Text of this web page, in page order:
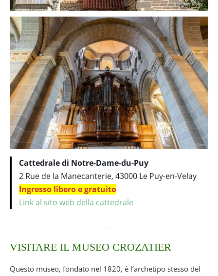
Cattedrale di Notre-Dame-du-Puy
2 Rue de la Manecanterie, 43000 Le Puy-en-Velay
Ingresso libero e gratuito
Link al sito web della cattedrale
VISITARE IL MUSEO CROZATIER
Questo museo, fondato nel 1820, è l’archetipo stesso del